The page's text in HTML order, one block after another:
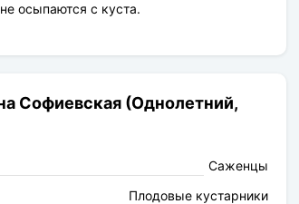
осыпаются с куста.
Софиевская (Однолетний,
Саженцы
Плодовые кустарники